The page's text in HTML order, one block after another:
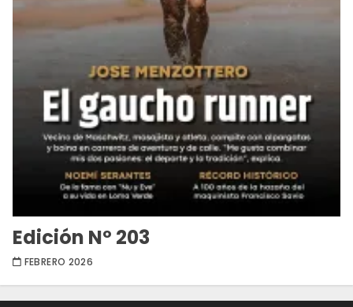
Edición Nº 203
FEBRERO 2026